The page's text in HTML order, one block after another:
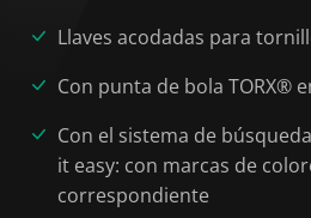
Llaves acodadas para
Con punta de bola TORX®
Con el sistema de
it easy: con marcas de
correspondiente